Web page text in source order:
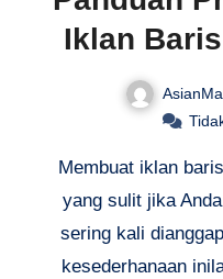
Iklan
Membuat iklan
yang sulit jika
sering kali
kesederhanaan